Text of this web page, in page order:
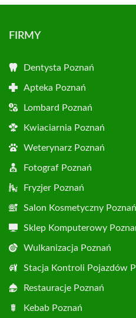
FIRMY
Dentysta Poznań
Apteka Poznań
Lombard Poznań
Kwiaciarnia Poznań
Weterynarz Poznań
Fotograf Poznań
Fryzjer Poznań
Salon Kosmetyczny Poznań
Sklep Komputerowy
Wulkanizacja Poznań
Stacja Kontroli Pojazdów
Restauracje Poznań
Kebab Poznań